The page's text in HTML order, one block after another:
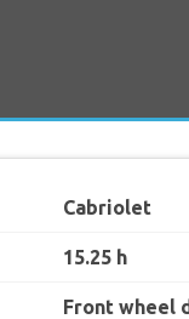
Cabriolet
15.25 h
Front wheel